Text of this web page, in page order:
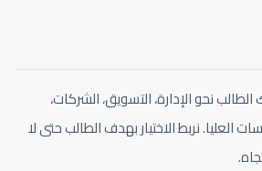
نحو الإدارة، التسويق، الشركات،
العليا. نربط الاختيار بهدف الطالب حتى لا